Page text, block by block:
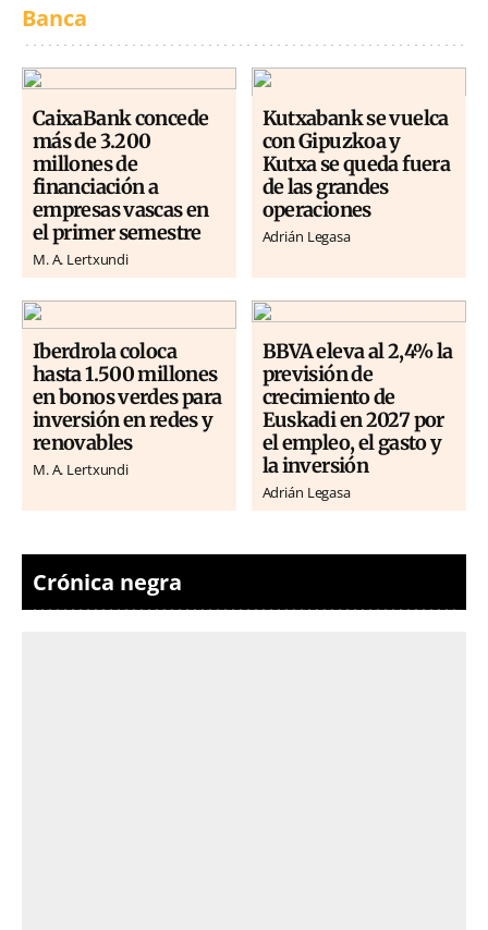
Banca
CaixaBank concede
más de 3.200
millones de
financiación a
empresas vascas en
el primer semestre
M. A. Lertxundi
Kutxabank se vuelca
con Gipuzkoa y
Kutxa se queda fuera
de las grandes
operaciones
Adrián Legasa
Iberdrola coloca
hasta 1.500 millones
en bonos verdes para
inversión en redes y
renovables
M. A. Lertxundi
BBVA eleva al 2,4% la
previsión de
crecimiento de
Euskadi en 2027 por
el empleo, el gasto y
la inversión
Adrián Legasa
Crónica negra